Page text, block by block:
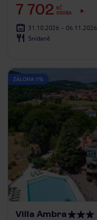
7 702 KČ
OSOBA
31.10.2026 - 06.11.2026
Snídaně
ZÁLOHA 5%
Villa Ambra